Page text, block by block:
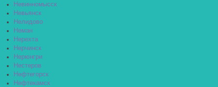
Невинномысск
Невьянск
Нелидово
Неман
Нерехта
Нерчинск
Нерюнгри
Нестеров
Нефтегорск
Нефтекамск